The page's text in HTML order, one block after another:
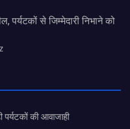
पर्यटकों से जिम्मेदारी निभाने को
की आवाजाही